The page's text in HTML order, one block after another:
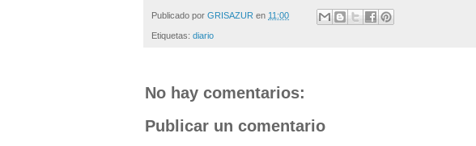
Publicado por GRISAZUR en 11:00
Etiquetas: diario
No hay comentarios:
Publicar un comentario